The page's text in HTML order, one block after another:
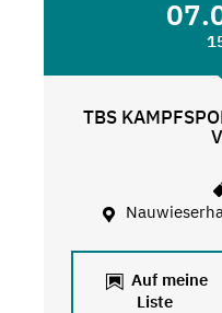
TBS
Auf meine
Liste